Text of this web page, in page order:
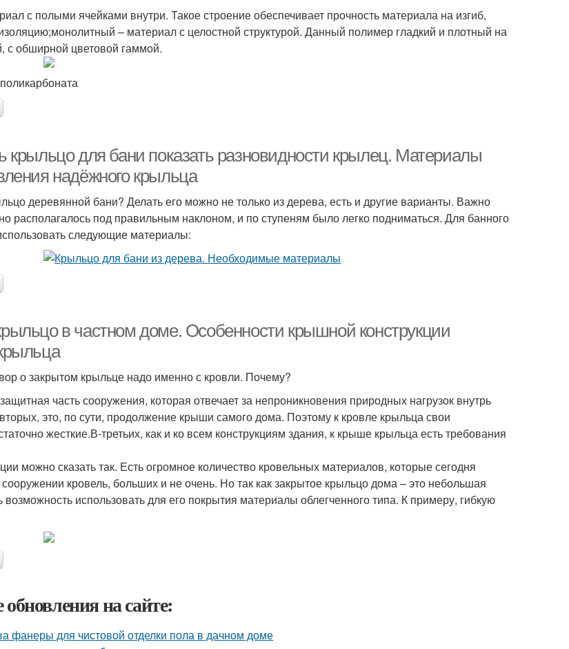
с полыми ячейками внутри. Такое строение обеспечивает прочность материала на изгиб,
– материал с целостной структурой. Данный полимер гладкий и плотный на
с обширной цветовой гаммой.
крыльцо для бани показать разновидности крылец. Материалы
надёжного крыльца
деревянной бани? Делать его можно не только из дерева, есть и другие варианты. Важно
располагалось под правильным наклоном, и по ступеням было легко подниматься. Для банного
следующие материалы:
в частном доме. Особенности крышной конструкции
о закрытом крыльце надо именно с кровли. Почему?
часть сооружения, которая отвечает за непроникновения природных нагрузок внутрь
это, по сути, продолжение крыши самого дома. Поэтому к кровле крыльца свои
жесткие.В-третьих, как и ко всем конструкциям здания, к крыше крыльца есть требования
можно сказать так. Есть огромное количество кровельных материалов, которые сегодня
кровель, больших и не очень. Но так как закрытое крыльцо дома – это небольшая
возможность использовать для его покрытия материалы облегченного типа. К примеру, гибкую
на сайте:
фанеры для чистовой отделки пола в дачном доме